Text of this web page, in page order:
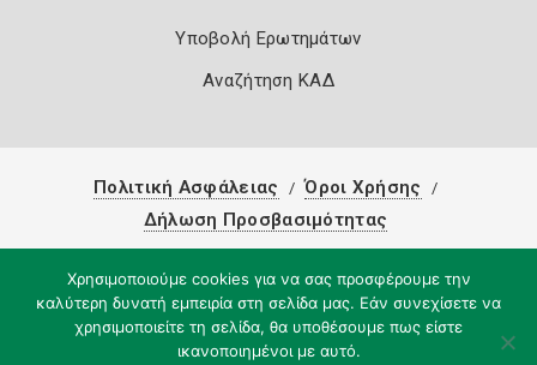
Υποβολή Ερωτημάτων
Αναζήτηση ΚΑΔ
Πολιτική Ασφάλειας
Όροι Χρήσης
Δήλωση Προσβασιμότητας
Χρησιμοποιούμε cookies για να σας προσφέρουμε την
καλύτερη δυνατή εμπειρία στη σελίδα μας. Εάν συνεχίσετε να
χρησιμοποιείτε τη σελίδα, θα υποθέσουμε πως είστε
ικανοποιημένοι με αυτό.